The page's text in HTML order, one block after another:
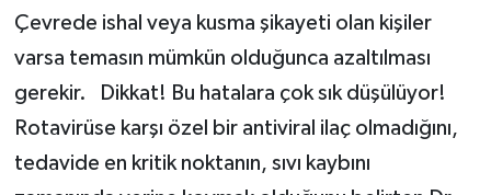
Çevrede ishal veya kusma şikayeti olan kişiler
varsa temasın mümkün olduğunca azaltılması
gerekir. Dikkat! Bu hatalara çok sık düşülüyor!
Rotavirüse karşı özel bir antiviral ilaç olmadığını,
tedavide en kritik noktanın, sıvı kaybını